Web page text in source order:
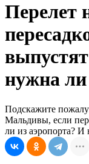
Перелет
нужна ли
Подскажите
Мальдивы, если
ли из аэропорта? И